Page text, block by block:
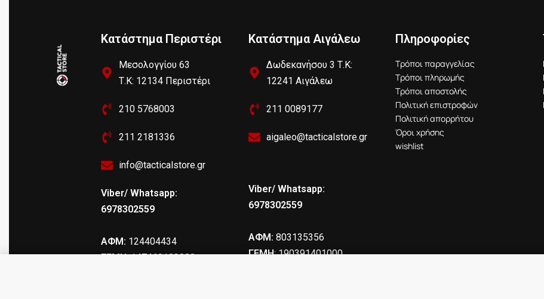
Κατάστημα Περιστέρι
Μεσολογγίου 63
Τ.Κ: 12134 Περιστέρι
210 5768003
211 2181336
info@tacticalstore.gr
Viber/ Whatsapp:
6978302559
ΑΦΜ: 124404434
ΓΕΜΗ: 147469103000
Κατάστημα Αιγάλεω
Δωδεκανήσου 3 Τ.Κ:
12241 Αιγάλεω
211 0089177
aigaleo@tacticalstore.gr
Viber/ Whatsapp:
6978302559
ΑΦΜ: 803135356
ΓΕΜΗ: 190391401000
Πληροφορίες
Τρόποι παραγγελίας
Τρόποι πληρωμής
Τρόποι αποστολής
Πολιτική επιστροφών
Πολιτική απορρήτου
Όροι χρήσης
wishlist